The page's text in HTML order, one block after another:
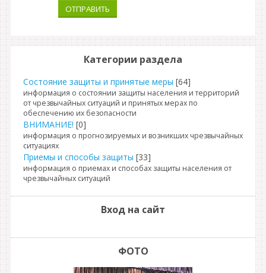
ОТПРАВИТЬ
Категории раздела
Состояние защиты и принятые меры [64]
информация о состоянии защиты населения и территорий
от чрезвычайных ситуаций и принятых мерах по
обеспечению их безопасности
ВНИМАНИЕ! [0]
информация о прогнозируемых и возникших чрезвычайных
ситуациях
Приемы и способы защиты [33]
информация о приемах и способах защиты населения от
чрезвычайных ситуаций
Вход на сайт
ФОТО